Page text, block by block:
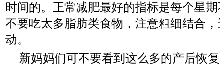
时间的。正常减肥最好的指标是每个星
不要吃太多脂肪类食物，注意粗细结合
动。
新妈妈们可不要看到这么多的产后恢